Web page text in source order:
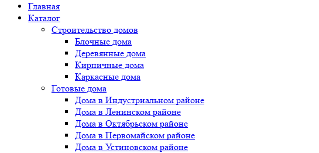
Главная
Каталог
Строительство домов
Блочные дома
Деревянные дома
Кирпичные дома
Каркасные дома
Готовые дома
Дома в Индустриальном районе
Дома в Ленинском районе
Дома в Октябрьском районе
Дома в Первомайском районе
Дома в Устиновском районе